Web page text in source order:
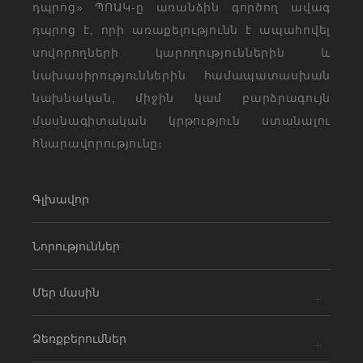
դպրոց» ՊՈԱԿ-ը առանձին գործող ավագ
դպրոց է, որի առաքելությունն է ապահովել
սովորողների կարողություններին և
նախասիրություններին համապատասխան
նախնական, միջին կամ բարձրագույն
մասնագիտական կրթություն ստանալու
հնարավորությունը։
Գլխավոր
Նորություններ
Մեր մասին
Ձեռքբերումներ